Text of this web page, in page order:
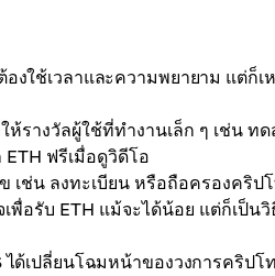
งใช้เวลาและความพยายาม แต่ก็
ห้รางวัลผู้ใช้ที่ทำงานเล็ก ๆ เช่น ท
ฟรีเมื่อดูวิดีโอ
เช่น ลงทะเบียน หรือถือครองคริป
พื่อรับ ETH แม้จะได้น้อย แต่ก็เป็
ด้เปลี่ยนโฉมหน้าของวงการคริปโ